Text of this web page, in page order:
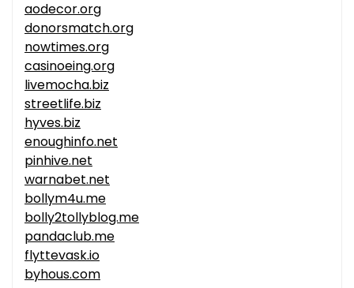
aodecor.org
donorsmatch.org
nowtimes.org
casinoeing.org
livemocha.biz
streetlife.biz
hyves.biz
enoughinfo.net
pinhive.net
warnabet.net
bollym4u.me
bolly2tollyblog.me
pandaclub.me
flyttevask.io
byhous.com